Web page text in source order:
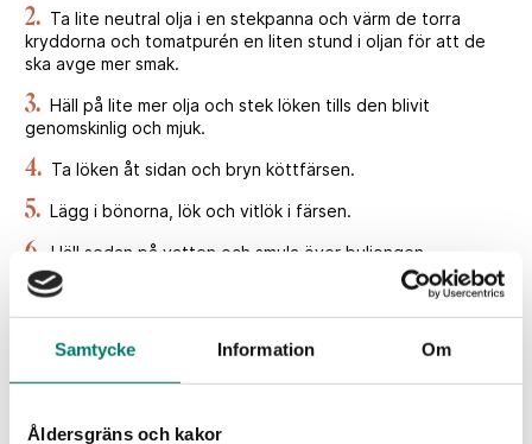
Samtycke Information Om
Åldersgräns och kakor
2. Ta lite neutral olja i en stekpanna och värm de torra
kryddorna och tomatpurén en liten stund i oljan för att de
ska avge mer smak.
3. Häll på lite mer olja och stek löken tills den blivit
genomskinlig och mjuk.
4. Ta löken åt sidan och bryn köttfärsen.
5. Lägg i bönorna, lök och vitlök i färsen.
6. Häll sedan på vatten och smula över buljongen.
7. Rör runt och låt färsen koka ihop i några minuter.
9. Lägg ut 4 tortillabröd på en skärbräda och strö lite ost